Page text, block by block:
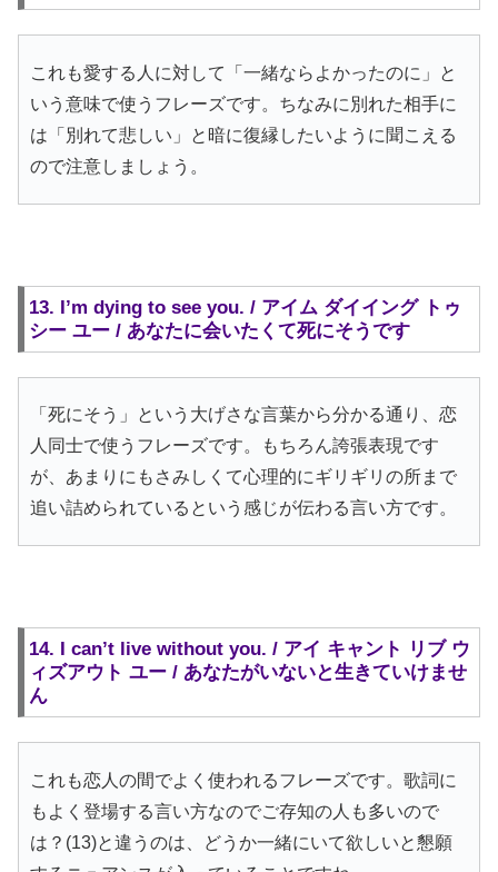
これも愛する人に対して「一緒ならよかったのに」と
いう意味で使うフレーズです。ちなみに別れた相手に
は「別れて悲しい」と暗に復縁したいように聞こえる
ので注意しましょう。
13. I’m dying to see you. / アイム ダイイング トゥ
シー ユー / あなたに会いたくて死にそうです
「死にそう」という大げさな言葉から分かる通り、恋
人同士で使うフレーズです。もちろん誇張表現です
が、あまりにもさみしくて心理的にギリギリの所まで
追い詰められているという感じが伝わる言い方です。
14. I can’t live without you. / アイ キャント リブ ウ
ィズアウト ユー / あなたがいないと生きていけませ
ん
これも恋人の間でよく使われるフレーズです。歌詞に
もよく登場する言い方なのでご存知の人も多いので
は？(13)と違うのは、どうか一緒にいて欲しいと懇願